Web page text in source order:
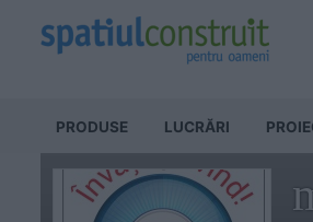
PRODUSE LUCRĂRI